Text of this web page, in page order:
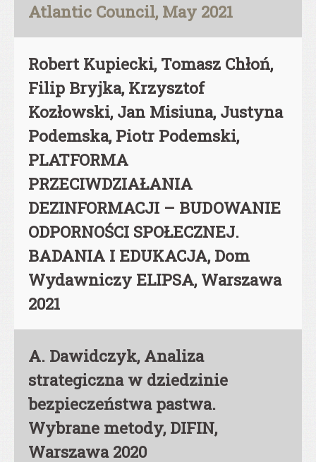
Atlantic Council, May 2021
Robert Kupiecki, Tomasz Chłoń,
Filip Bryjka, Krzysztof
Kozłowski, Jan Misiuna, Justyna
Podemska, Piotr Podemski,
PLATFORMA
PRZECIWDZIAŁANIA
DEZINFORMACJI – BUDOWANIE
ODPORNOŚCI SPOŁECZNEJ.
BADANIA I EDUKACJA, Dom
Wydawniczy ELIPSA, Warszawa
2021
A. Dawidczyk, Analiza
strategiczna w dziedzinie
bezpieczeństwa pastwa.
Wybrane metody, DIFIN,
Warszawa 2020